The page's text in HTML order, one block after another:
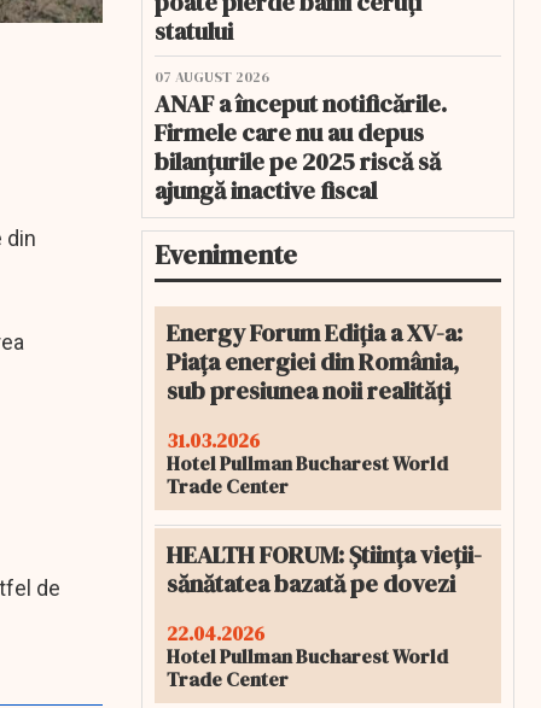
din
de
statului
07 AUGUST 2026
ANAF a început notificările.
Firmele care nu au depus
bilanțurile pe 2025 riscă să
ajungă inactive fiscal
Evenimente
Energy Forum Ediția a XV-a:
Piața energiei din România,
sub presiunea noii realități
31.03.2026
Hotel Pullman Bucharest World
Trade Center
HEALTH FORUM: Știința vieții-
sănătatea bazată pe dovezi
22.04.2026
Hotel Pullman Bucharest World
Trade Center